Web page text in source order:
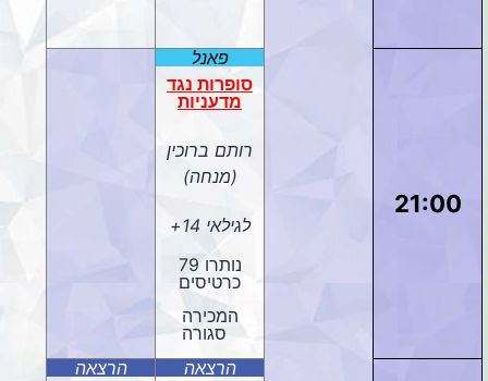
21:00
פאנל
סופרות נגד
מדעניות
רותם ברוכין
(מנחה)
לגילאי 14+
נותרו 79
כרטיסים
המכירה
סגורה
הרצאה
הרצאה